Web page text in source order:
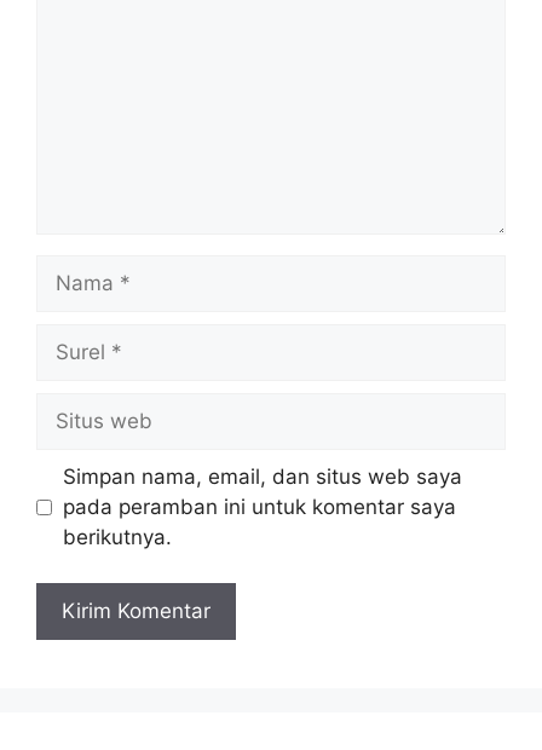
web
Simpan nama, email, dan situs web saya
pada peramban ini untuk komentar saya
berikutnya.